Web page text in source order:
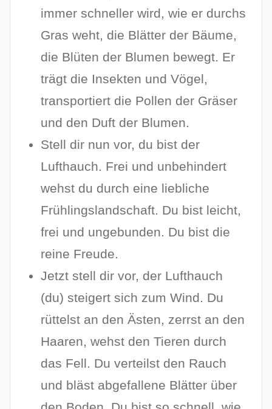
immer schneller wird, wie er durchs
Gras weht, die Blätter der Bäume,
die Blüten der Blumen bewegt. Er
trägt die Insekten und Vögel,
transportiert die Pollen der Gräser
und den Duft der Blumen.
Stell dir nun vor, du bist der
Lufthauch. Frei und unbehindert
wehst du durch eine liebliche
Frühlingslandschaft. Du bist leicht,
frei und ungebunden. Du bist die
reine Freude.
Jetzt stell dir vor, der Lufthauch
(du) steigert sich zum Wind. Du
rüttelst an den Ästen, zerrst an den
Haaren, wehst den Tieren durch
das Fell. Du verteilst den Rauch
und bläst abgefallene Blätter über